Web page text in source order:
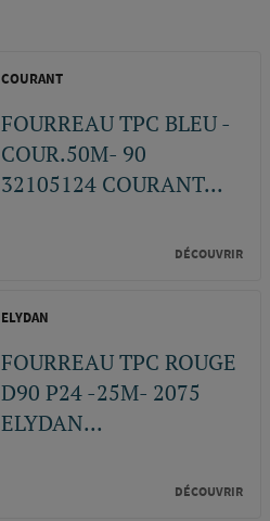
COURANT
FOURREAU TPC BLEU -
COUR.50M- 90
32105124 COURANT...
DÉCOUVRIR
ELYDAN
FOURREAU TPC ROUGE
D90 P24 -25M- 2075
ELYDAN...
DÉCOUVRIR